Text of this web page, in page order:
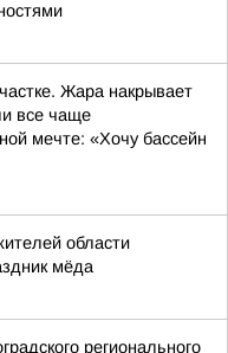
Жара накрывает
все чаще
мечте: «Хочу бассейн
области
мёда
регионального